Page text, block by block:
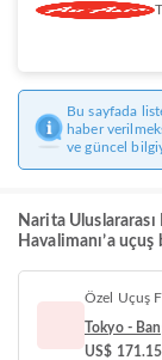
Bu sayfada
haber
ve güncel
Narita Uluslararası
Havalimanı’a
Özel Uçuş
Tokyo -
US$ 171.15